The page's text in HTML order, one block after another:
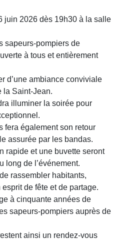
juin 2026 dès 19h30 à la salle
sapeurs-pompiers de
à tous et entièrement
d’une ambiance conviviale
la Saint-Jean.
illuminer la soirée pour
fera également son retour
assurée par les bandas.
rapide et une buvette seront
long de l’événement.
rassembler habitants,
de fête et de partage.
à cinquante années de
sapeurs-pompiers auprès de
ainsi un rendez-vous